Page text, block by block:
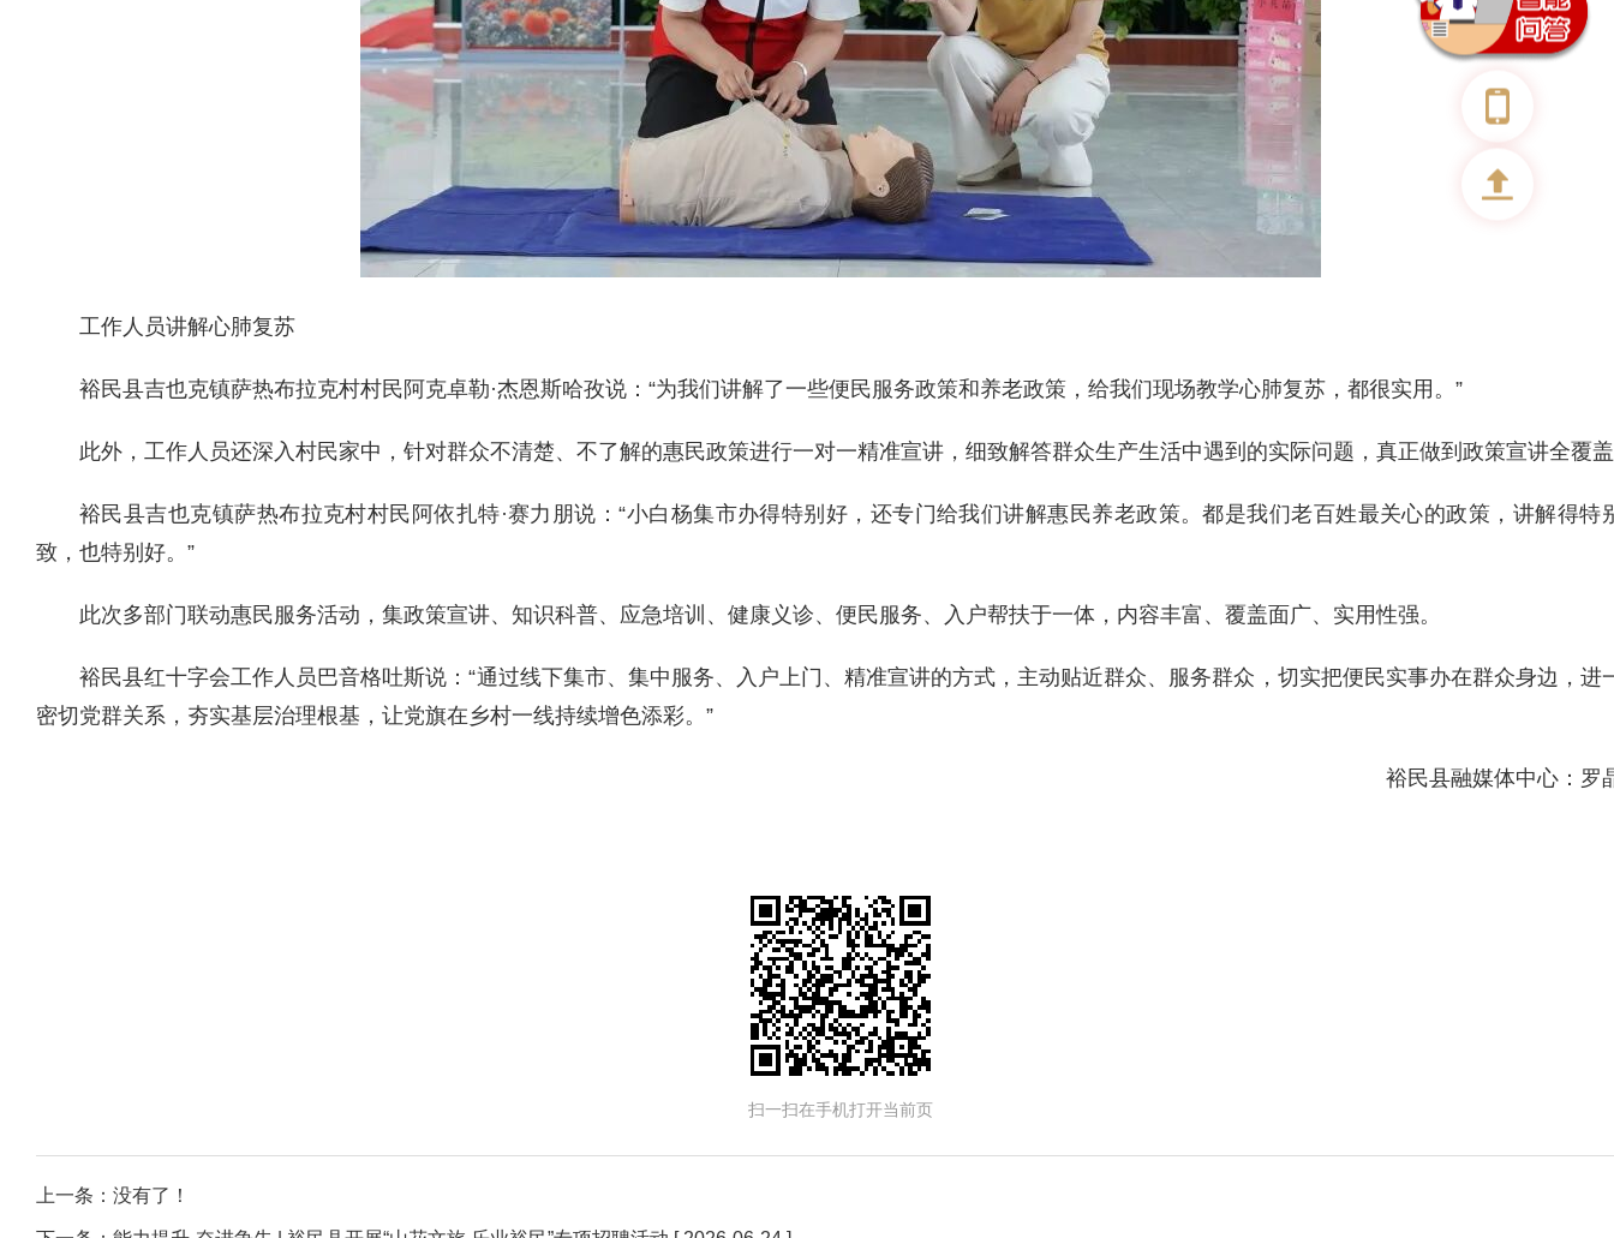
工作人员讲解心肺复苏
裕民县吉也克镇萨热布拉克村村民阿克卓勒·杰恩斯哈孜说：“为我们讲解了一些便民服务政策和养老政策，给我们现场教学心肺复苏，都很实用。”
此外，工作人员还深入村民家中，针对群众不清楚、不了解的惠民政策进行一对一精准宣讲，细致解答群众生产生活中遇到的实际问题，真正做到政策宣讲全覆
裕民县吉也克镇萨热布拉克村村民阿依扎特·赛力朋说：“小白杨集市办得特别好，还专门给我们讲解惠民养老政策。都是我们老百姓最关心的政策，讲解得特
致，也特别好。”
此次多部门联动惠民服务活动，集政策宣讲、知识科普、应急培训、健康义诊、便民服务、入户帮扶于一体，内容丰富、覆盖面广、实用性强。
裕民县红十字会工作人员巴音格吐斯说：“通过线下集市、集中服务、入户上门、精准宣讲的方式，主动贴近群众、服务群众，切实把便民实事办在群众身边，进
密切党群关系，夯实基层治理根基，让党旗在乡村一线持续增色添彩。”
裕民县融媒体中心：罗
扫一扫在手机打开当前页
上一条：没有了！